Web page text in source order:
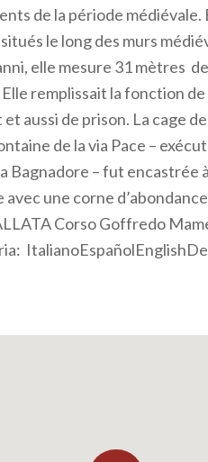
de la période médiévale.
le long des murs
elle mesure 31 mètres
remplissait la fonction
aussi de prison. La cage
de la via Pace –
Bagnadore – fut encastrée
une corne
Corso Goffredo